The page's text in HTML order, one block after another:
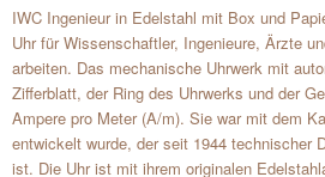
IWC Ingenieur in Edelstahl mit Box und
Uhr für Wissenschaftler, Ingenieure, Ärzte
arbeiten. Das mechanische Uhrwerk mit
Zifferblatt, der Ring des Uhrwerks und der
Ampere pro Meter (A/m). Sie war mit dem
entwickelt wurde, der seit 1944 technischer
ist. Die Uhr ist mit ihrem originalen